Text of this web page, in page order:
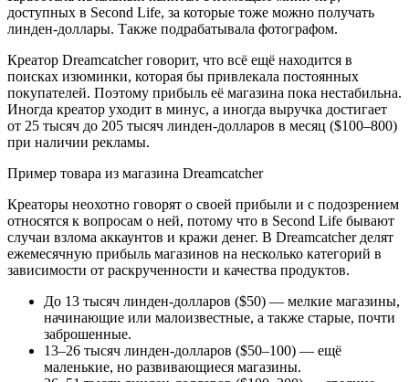
доступных в Second Life, за которые тоже можно получать
линден-доллары. Также подрабатывала фотографом.
Креатор Dreamcatcher говорит, что всё ещё находится в
поисках изюминки, которая бы привлекала постоянных
покупателей. Поэтому прибыль её магазина пока нестабильна.
Иногда креатор уходит в минус, а иногда выручка достигает
от 25 тысяч до 205 тысяч линден-долларов в месяц ($100–800)
при наличии рекламы.
Пример товара из магазина Dreamcatcher
Креаторы неохотно говорят о своей прибыли и с подозрением
относятся к вопросам о ней, потому что в Second Life бывают
случаи взлома аккаунтов и кражи денег. В Dreamcatcher делят
ежемесячную прибыль магазинов на несколько категорий в
зависимости от раскрученности и качества продуктов.
До 13 тысяч линден-долларов ($50) — мелкие магазины,
начинающие или малоизвестные, а также старые, почти
заброшенные.
13–26 тысяч линден-долларов ($50–100) — ещё
маленькие, но развивающиеся магазины.